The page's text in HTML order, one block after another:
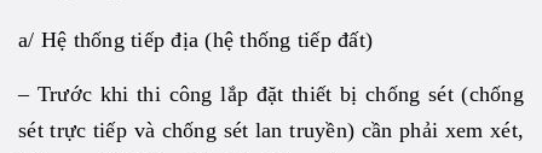
a/ Hệ thống tiếp địa (hệ thống tiếp đất)
– Trước khi thi công lắp đặt thiết bị chống sét (chống
sét trực tiếp và chống sét lan truyền) cần phải xem xét,